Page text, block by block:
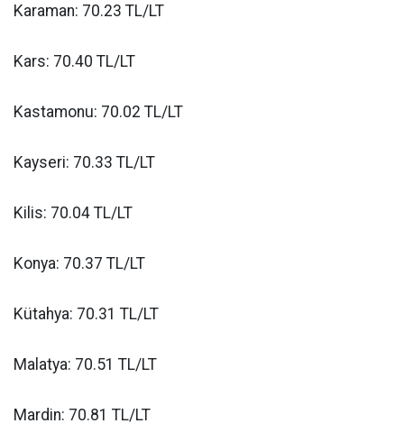
Karaman: 70.23 TL/LT
Kars: 70.40 TL/LT
Kastamonu: 70.02 TL/LT
Kayseri: 70.33 TL/LT
Kilis: 70.04 TL/LT
Konya: 70.37 TL/LT
Kütahya: 70.31 TL/LT
Malatya: 70.51 TL/LT
Mardin: 70.81 TL/LT